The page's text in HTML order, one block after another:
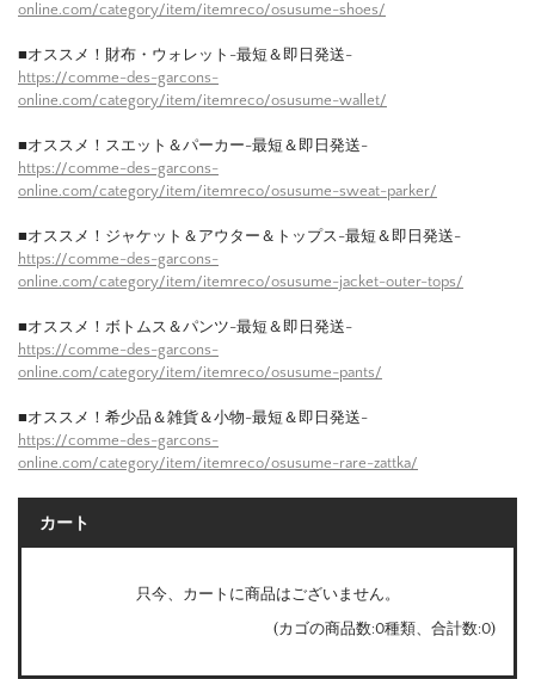
online.com/category/item/itemreco/osusume-shoes/
■オススメ！財布・ウォレット-最短＆即日発送-
https://comme-des-garcons-
online.com/category/item/itemreco/osusume-wallet/
■オススメ！スエット＆パーカー-最短＆即日発送-
https://comme-des-garcons-
online.com/category/item/itemreco/osusume-sweat-parker/
■オススメ！ジャケット＆アウター＆トップス-最短＆即日発送-
https://comme-des-garcons-
online.com/category/item/itemreco/osusume-jacket-outer-tops/
■オススメ！ボトムス＆パンツ-最短＆即日発送-
https://comme-des-garcons-
online.com/category/item/itemreco/osusume-pants/
■オススメ！希少品＆雑貨＆小物-最短＆即日発送-
https://comme-des-garcons-
online.com/category/item/itemreco/osusume-rare-zattka/
カート
只今、カートに商品はございません。
(カゴの商品数:0種類、合計数:0)